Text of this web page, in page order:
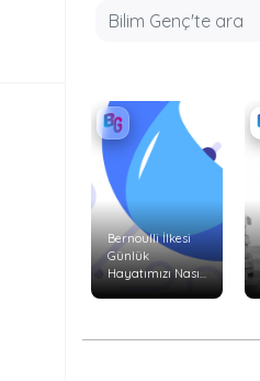
Bernoulli İlkesi
Günlük
Hayatımızı Nasıl